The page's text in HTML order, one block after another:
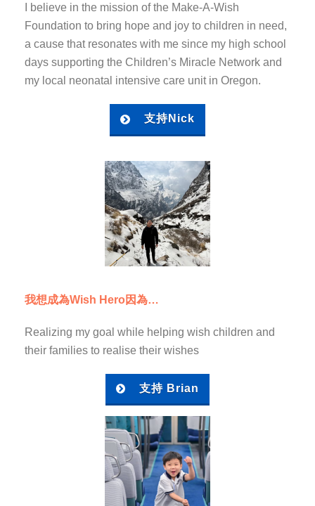
I believe in the mission of the Make-A-Wish
Foundation to bring hope and joy to children in need,
a cause that resonates with me since my high school
days supporting the Children’s Miracle Network and
my local neonatal intensive care unit in Oregon.
支持Nick
我想成為Wish Hero因為…
Realizing my goal while helping wish children and
their families to realise their wishes
支持 Brian